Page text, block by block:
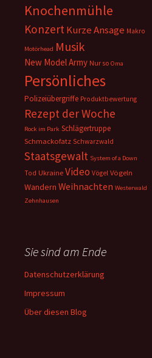
Knochenmühle
Konzert Kurze Ansage Makro
Motörhead Musik
New Model Army Nur so Oma
Persönliches
Polizeiübergriffe Produktbewertung
Rezept der Woche
Rock im Park Schlägertruppe
Schmackofatz Schwarzwald
Staatsgewalt System of a Down
Tod Ukraine Video Vögel Vögeln
Wandern Weihnachten Westerwald
Zehnhausen
Sie sind am Ende
Datenschutzerklärung
Impressum
Über diesen Blog